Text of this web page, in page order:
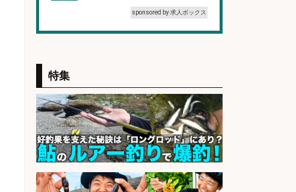
sponsored by 求人ボックス
最低月収33万円保証
会社名 株式会社ワイズ
sponsored by 求人ボックス
釣り具などの出荷作業～～/工場/製
造
会社名 UTグループ株式会社
特集